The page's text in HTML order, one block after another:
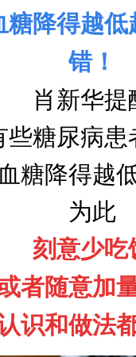
糖降得越低
错！
肖新华提
些糖尿病患
血糖降得越
为此
刻意少吃
者随意加
识和做法